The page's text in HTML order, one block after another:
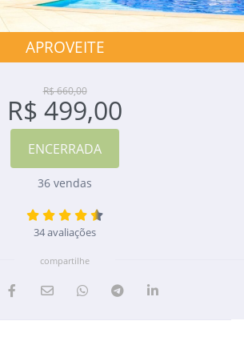
APROVEITE
R$ 660,00
R$ 499,00
36 vendas
34 avaliações
compartilhe